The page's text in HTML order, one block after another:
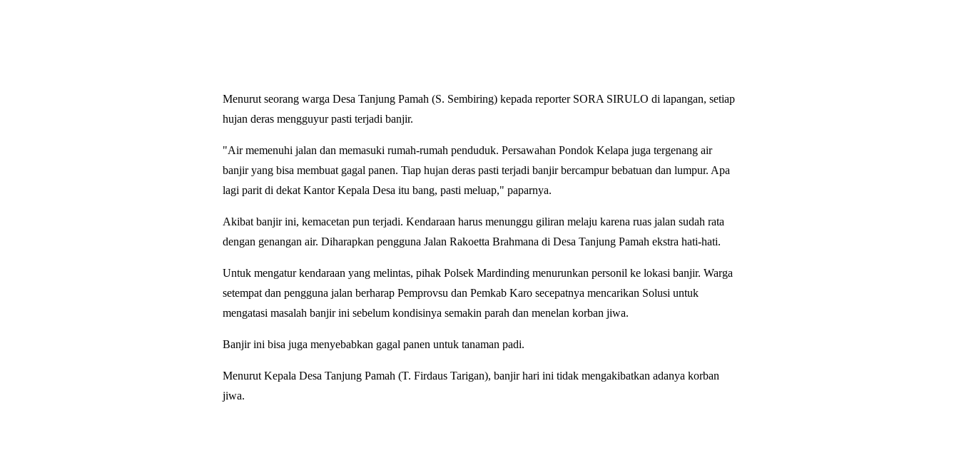
Menurut seorang warga Desa Tanjung Pamah (S. Sembiring) kepada reporter SORA SIRULO di lapangan, setiap
hujan deras mengguyur pasti terjadi banjir.
"Air memenuhi jalan dan memasuki rumah-rumah penduduk. Persawahan Pondok Kelapa juga tergenang air
banjir yang bisa membuat gagal panen. Tiap hujan deras pasti terjadi banjir bercampur bebatuan dan lumpur. Apa
lagi parit di dekat Kantor Kepala Desa itu bang, pasti meluap," paparnya.
Akibat banjir ini, kemacetan pun terjadi. Kendaraan harus menunggu giliran melaju karena ruas jalan sudah rata
dengan genangan air. Diharapkan pengguna Jalan Rakoetta Brahmana di Desa Tanjung Pamah ekstra hati-hati.
Untuk mengatur kendaraan yang melintas, pihak Polsek Mardinding menurunkan personil ke lokasi banjir. Warga
setempat dan pengguna jalan berharap Pemprovsu dan Pemkab Karo secepatnya mencarikan Solusi untuk
mengatasi masalah banjir ini sebelum kondisinya semakin parah dan menelan korban jiwa.
Banjir ini bisa juga menyebabkan gagal panen untuk tanaman padi.
Menurut Kepala Desa Tanjung Pamah (T. Firdaus Tarigan), banjir hari ini tidak mengakibatkan adanya korban
jiwa.